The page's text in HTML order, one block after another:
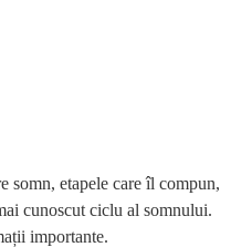
somn, etapele care îl compun,
cunoscut ciclu al somnului.
importante.